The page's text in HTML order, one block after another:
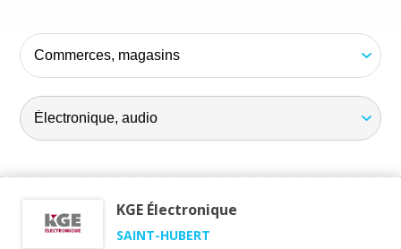
KGE Électronique
SAINT-HUBERT